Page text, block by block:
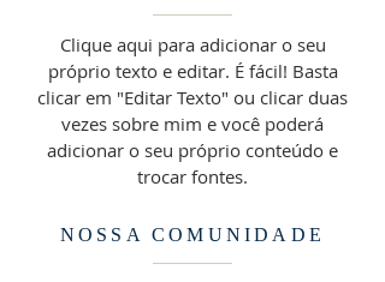
Clique aqui para adicionar o seu
próprio texto e editar. É fácil! Basta
clicar em "Editar Texto" ou clicar duas
vezes sobre mim e você poderá
adicionar o seu próprio conteúdo e
trocar fontes.
NOSSA COMUNIDADE